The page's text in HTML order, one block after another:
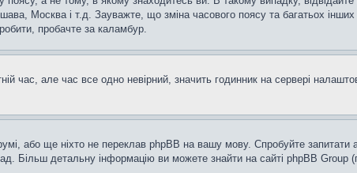
Москва і т.д. Зауважте, що зміна часового поясу та багатьох
пробачте за каламбур.
час, але час все одно невірний, значить годинник на сервері
або ще ніхто не переклав phpBB на вашу мову. Спробуйте запитати
Більш детальну інформацію ви можете знайти на сайті phpBB Group